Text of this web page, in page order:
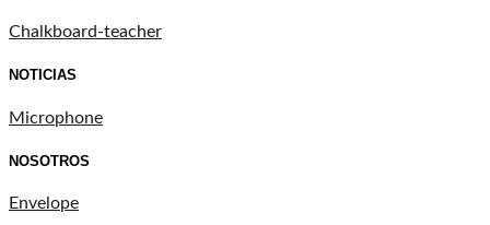
Chalkboard-teacher
NOTICIAS
Microphone
NOSOTROS
Envelope